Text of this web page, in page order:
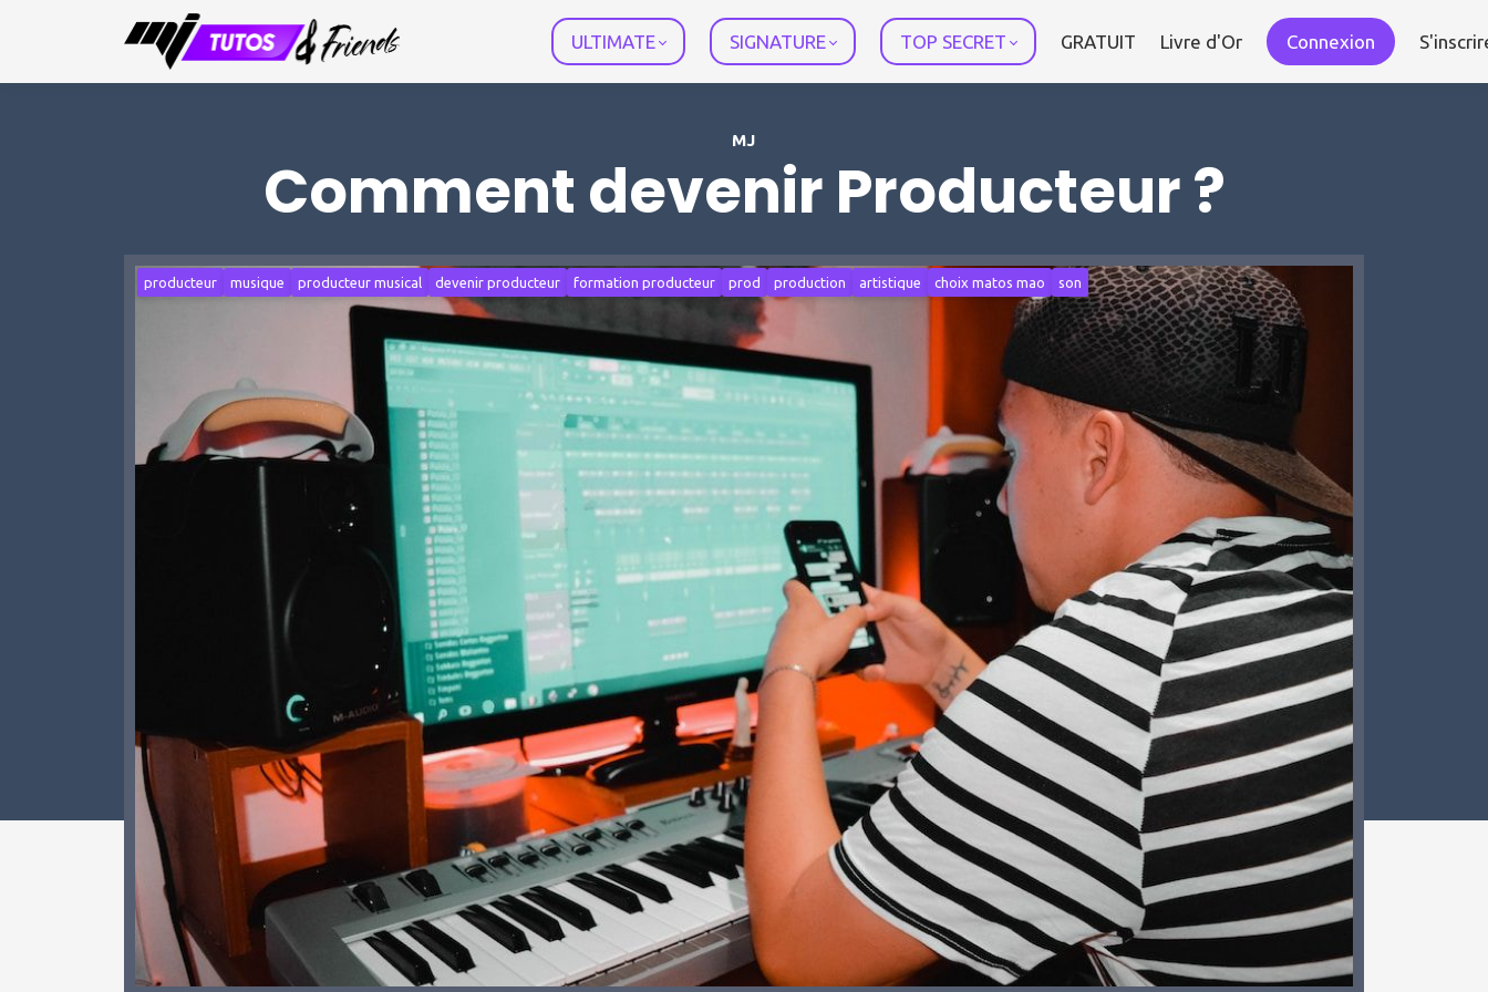
ULTIMATE SIGNATURE TOP SECRET GRATUIT Livre d'Or Connexion
MJ
Comment devenir Producteur ?
producteur musique producteur musical devenir producteur formation producteur prod production artistique choix matos mao son